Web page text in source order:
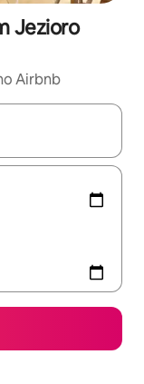
Jezioro
Airbnb
explore-os